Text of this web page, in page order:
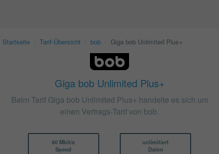
Startseite Tarif-Übersicht bob Giga bob Unlimited Plus+
Giga bob Unlimited Plus+
Beim Tarif Giga bob Unlimited Plus+ handelte es sich um
einen Vertrags-Tarif von bob.
60 Mbit/s
Speed
unlimitiert
Daten